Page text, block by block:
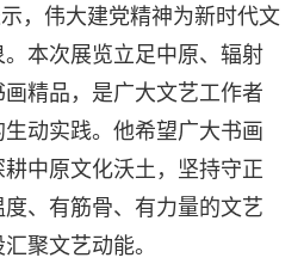
，伟大建党精神为新时代文
本次展览立足中原、辐射
精品，是广大文艺工作者
动实践。他希望广大书画
中原文化沃土，坚持守正
、有筋骨、有力量的文艺
聚文艺动能。